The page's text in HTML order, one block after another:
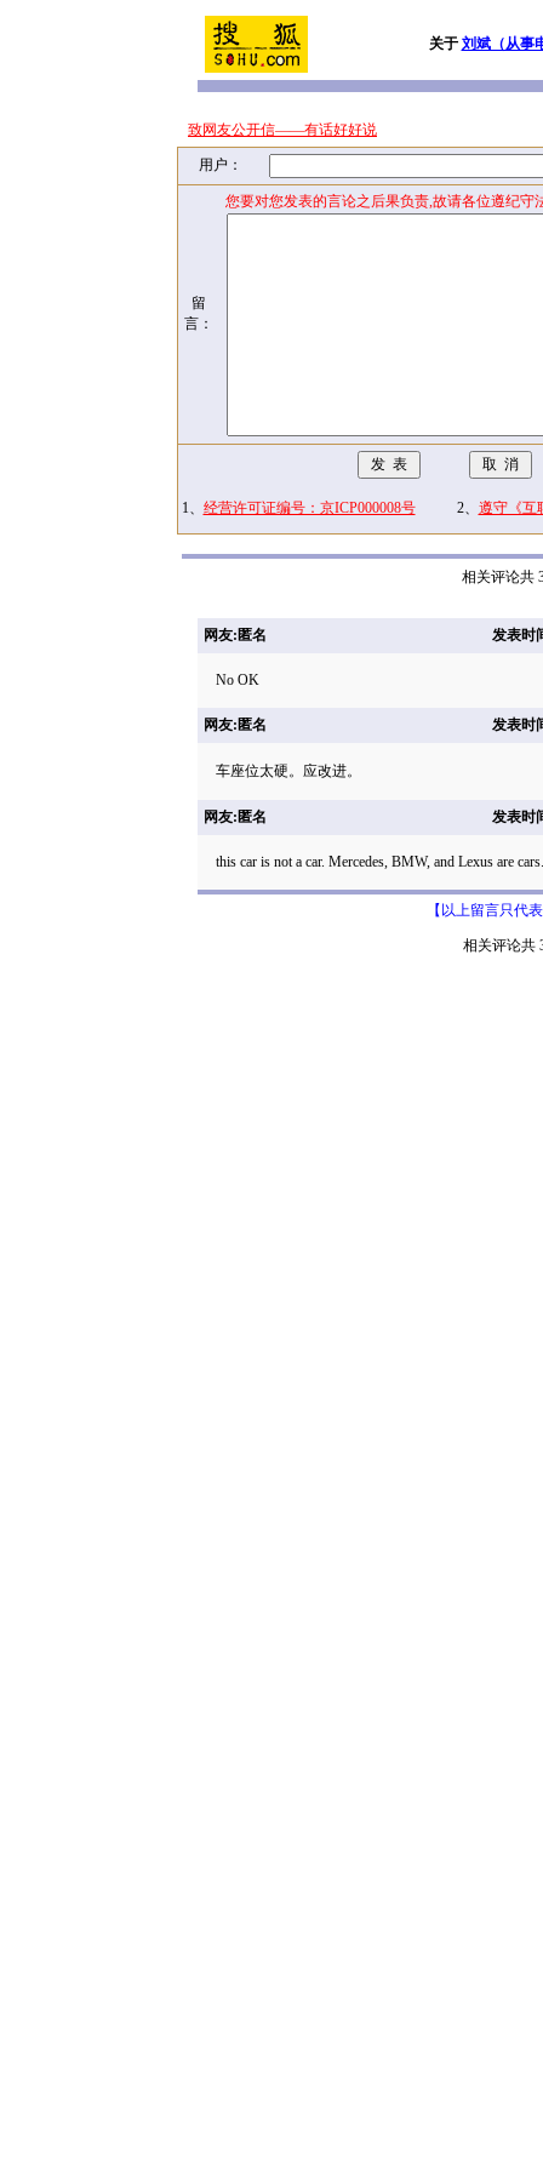
关于 刘斌（从事
致网友公开信——有话好好说
用户：
留
言：
您要对您发表的言论之后果负责,故请各位遵纪守
1、 经营许可证编号：京ICP000008号 2、 遵守《互
相关评论共
网友:匿名 发表时
No OK
网友:匿名 发表时
车座位太硬。应改进。
网友:匿名 发表时
this car is not a car. Mercedes, BMW, and Lexus are cars.
【以上留言只代
相关评论共